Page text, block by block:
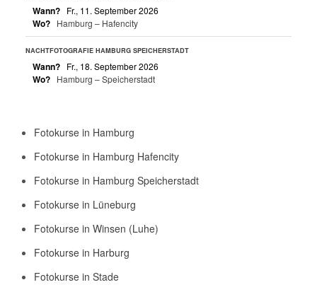
Wann? Fr., 11. September 2026
Wo? Hamburg – Hafencity
NACHTFOTOGRAFIE HAMBURG SPEICHERSTADT
Wann? Fr., 18. September 2026
Wo? Hamburg – Speicherstadt
Fotokurse in Hamburg
Fotokurse in Hamburg Hafencity
Fotokurse in Hamburg Speicherstadt
Fotokurse in Lüneburg
Fotokurse in Winsen (Luhe)
Fotokurse in Harburg
Fotokurse in Stade